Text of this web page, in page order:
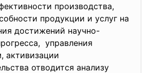
производства,
продукции и услуг на
достижений научно-
управления
активизации
отводится анализу